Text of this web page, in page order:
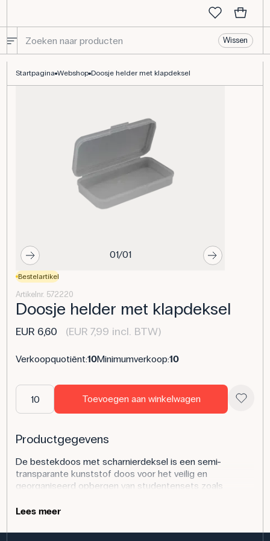
Wissen
Startpagina Webshop Doosje helder met klapdeksel
01/01
Bestelartikel
Artikelnr. 572220
Doosje helder met klapdeksel
EUR 6,60 (EUR 7,99 incl. BTW)
Verkoopquotiënt:10Minimumverkoop:10
Toevoegen aan winkelwagen
Productgegevens
De bestekdoos met scharnierdeksel is een semi-
transparante kunststof doos voor het veilig en
georganiseerd opbergen van studentensets zoals
scharnier zorgt ervoor dat het deksel en de doos bij
18,5 × 8,5 × 3,2 cm. Voor educatief gebruik wordt
Lees meer